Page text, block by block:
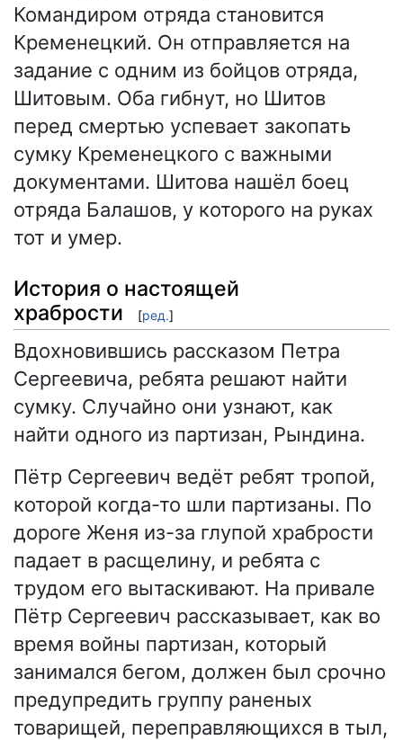
Командиром отряда становится
Кременецкий. Он отправляется на
задание с одним из бойцов отряда,
Шитовым. Оба гибнут, но Шитов
перед смертью успевает закопать
сумку Кременецкого с важными
документами. Шитова нашёл боец
отряда Балашов, у которого на руках
тот и умер.
История о настоящей
храбрости
[ред.]
Вдохновившись рассказом Петра
Сергеевича, ребята решают найти
сумку. Случайно они узнают, как
найти одного из партизан, Рындина.
Пётр Сергеевич ведёт ребят тропой,
которой когда-то шли партизаны. По
дороге Женя из-за глупой храбрости
падает в расщелину, и ребята с
трудом его вытаскивают. На привале
Пётр Сергеевич рассказывает, как во
время войны партизан, который
занимался бегом, должен был срочно
предупредить группу раненых
товарищей, переправляющихся в тыл,